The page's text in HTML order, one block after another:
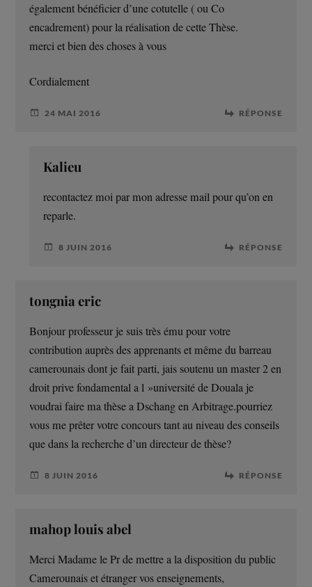
également bénéficier d’une cotutelle ( ou Co
encadrement) pour la réalisation de cette Thèse.
merci et bien des choses à vous
Cordialement
24 MAI 2016 RÉPONSE
Kalieu
recontactez moi par mon adresse mail pour qu’on en
reparle.
8 JUIN 2016 RÉPONSE
tongnia eric
Bonjour professeur je suis très ému pour votre
contribution auprès des apprenants et même du barreau
camerounais dont je fait parti, jais soutenu un master 2 en
droit prive fondamental a l »université de Douala je
voudrai faire ma thèse a Dschang en Arbitrage.pourriez
vous me prêter votre concours tant au niveau des conseils
que dans la recherche d’un directeur de thèse?
8 JUIN 2016 RÉPONSE
mahop louis abel
Merci Madame le Pr de mettre a la disposition du public
Camerounais et étranger vos enseignements,